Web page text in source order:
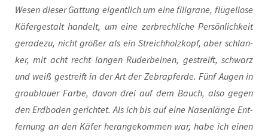
Wesen die­ser Gat­tung eigent­lich um eine fili­gra­ne, flü­gel­lo­se
Käfer­ge­stalt han­delt, um eine zer­brech­li­che Per­sön­lich­keit
gera­de­zu, nicht grö­ßer als ein Streich­holz­kopf, aber schlan­
ker, mit acht recht lan­gen Ruder­bei­nen, gestreift, schwarz
und weiß gestreift in der Art der Zebra­pfer­de. Fünf Augen in
grau­blau­er Far­be, davon drei auf dem Bauch, also gegen
den Erd­bo­den gerich­tet. Als ich bis auf eine Nasen­län­ge Ent­
fer­nung an den Käfer her­an­ge­kom­men war, habe ich einen